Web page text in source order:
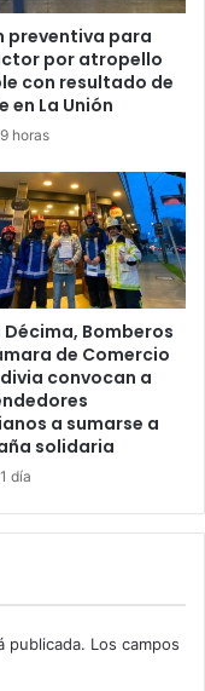
preventiva para
por atropello
con resultado de
en La Unión
horas
Décima, Bomberos
de Comercio
convocan a
a sumarse a
solidaria
día
publicada. Los campos